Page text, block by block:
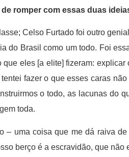
romper com essas duas
Celso Furtado foi outro
do Brasil como um todo. Foi
eles [a elite] fizeram:
fazer o que esses caras
o todo, as lacunas do
toda.
uma coisa que me dá raiva
berço é a escravidão, que